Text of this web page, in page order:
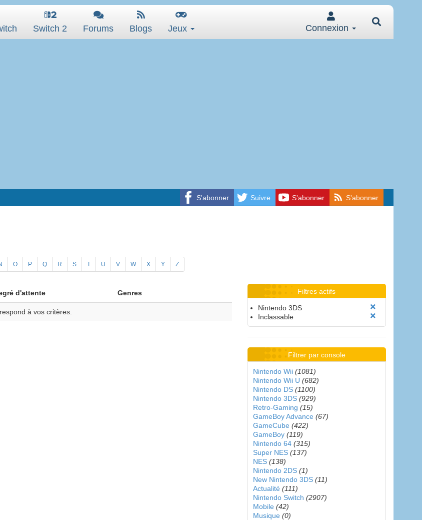
Switch 2 Forums Blogs Jeux Connexion
S'abonner Suivre S'abonner S'abonner
O P Q R S T U V W X Y Z
d'attente Genres
à vos critères.
Filtres actifs
Nintendo 3DS
Inclassable
Filtrer par console
Nintendo Wii (1081)
Nintendo Wii U (682)
Nintendo DS (1100)
Nintendo 3DS (929)
Retro-Gaming (15)
GameBoy Advance (67)
GameCube (422)
GameBoy (119)
Nintendo 64 (315)
Super NES (137)
NES (138)
Nintendo 2DS (1)
New Nintendo 3DS (11)
Actualité (111)
Nintendo Switch (2907)
Mobile (42)
Musique (0)